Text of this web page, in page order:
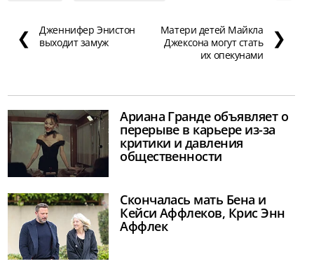
❮
Дженнифер Энистон
выходит замуж
Матери детей Майкла
Джексона могут стать
их опекунами
❯
Ариана Гранде объявляет о
перерыве в карьере из-за
критики и давления
общественности
Скончалась мать Бена и
Кейси Аффлеков, Крис Энн
Аффлек